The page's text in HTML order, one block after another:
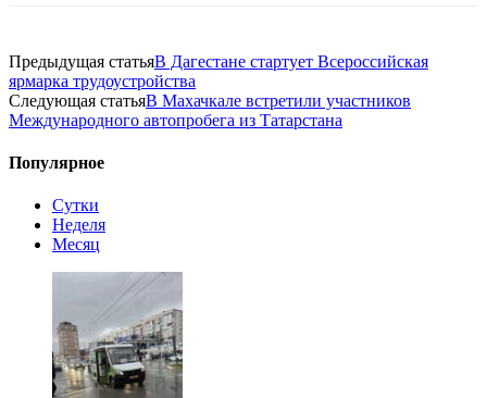
Предыдущая статьяВ Дагестане стартует Всероссийская
ярмарка трудоустройства
Следующая статьяВ Махачкале встретили участников
Международного автопробега из Татарстана
Популярное
Сутки
Неделя
Месяц